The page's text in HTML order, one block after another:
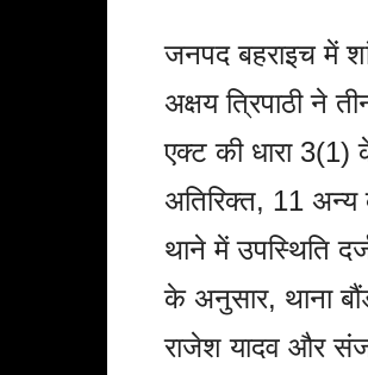
जनपद बहराइच में
अक्षय त्रिपाठी ने
एक्ट की धारा
अतिरिक्त, 11
थाने में उपस्थिति
के अनुसार, थाना
राजेश यादव और